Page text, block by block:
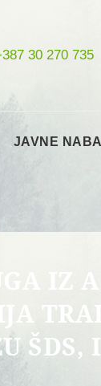
30 270 735
JAVNE
IZ
ŠDS,